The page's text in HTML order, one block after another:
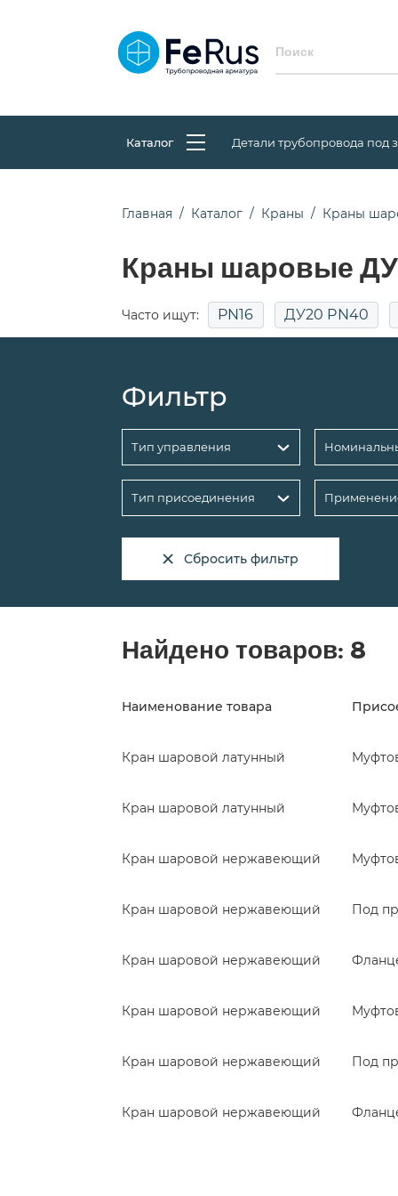
Каталог Детали трубопровода под
Главная Каталог Краны Краны
Краны шаровые
Часто ищут: PN16 ДУ20 PN40
Фильтр
Тип управления
Тип присоединения
Сбросить фильтр
Найдено товаров: 8
Наименование товара
Кран шаровой латунный
Кран шаровой латунный
Кран шаровой нержавеющий
Кран шаровой нержавеющий Под
Кран шаровой нержавеющий
Кран шаровой нержавеющий
Кран шаровой нержавеющий Под
Кран шаровой нержавеющий